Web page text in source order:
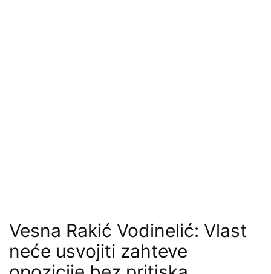
Vesna Rakić Vodinelić: Vlast
neće usvojiti zahteve